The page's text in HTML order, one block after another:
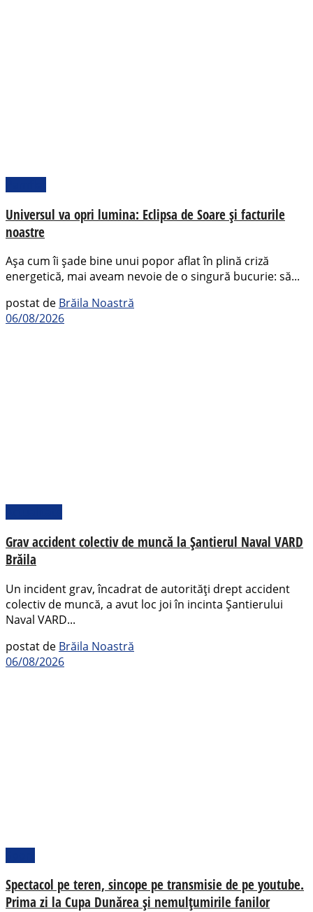
Universul va opri lumina: Eclipsa de Soare și facturile
noastre
Așa cum îi șade bine unui popor aflat în plină criză
energetică, mai aveam nevoie de o singură bucurie: să...
postat de Brăila Noastră
06/08/2026
Grav accident colectiv de muncă la Șantierul Naval VARD
Brăila
Un incident grav, încadrat de autorități drept accident
colectiv de muncă, a avut loc joi în incinta Șantierului
Naval VARD...
postat de Brăila Noastră
06/08/2026
Spectacol pe teren, sincope pe transmisie de pe youtube.
Prima zi la Cupa Dunărea și nemulțumirile fanilor